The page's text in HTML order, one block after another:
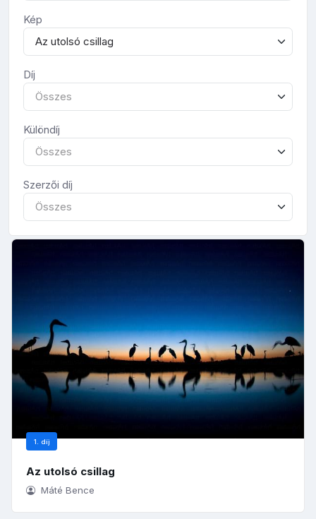
Kép
Az utolsó csillag
Díj
Összes
Különdíj
Összes
Szerzői díj
Összes
1. díj
Az utolsó csillag
Máté Bence